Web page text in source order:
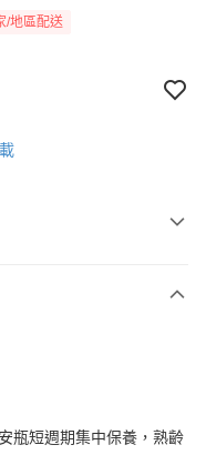
/地區配送
商業銀行
瓶短週期集中保養，熟齡